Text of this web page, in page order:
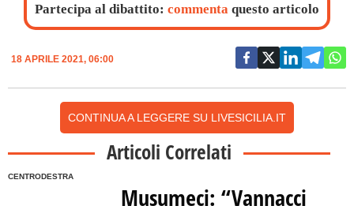
Partecipa al dibattito: commenta questo articolo
18 APRILE 2021, 06:00
CONTINUA A LEGGERE SU LIVESICILIA.IT
Articoli Correlati
CENTRODESTRA
Musumeci: “Vannacci